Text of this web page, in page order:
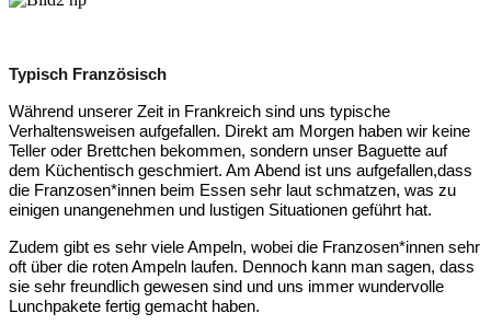
Typisch Französisch
Während unserer Zeit in Frankreich sind uns typische
Verhaltensweisen aufgefallen. Direkt am Morgen haben wir keine
Teller oder Brettchen bekommen, sondern unser Baguette auf
dem Küchentisch geschmiert. Am Abend ist uns aufgefallen,dass
die Franzosen*innen beim Essen sehr laut schmatzen, was zu
einigen unangenehmen und lustigen Situationen geführt hat.
Zudem gibt es sehr viele Ampeln, wobei die Franzosen*innen sehr
oft über die roten Ampeln laufen. Dennoch kann man sagen, dass
sie sehr freundlich gewesen sind und uns immer wundervolle
Lunchpakete fertig gemacht haben.